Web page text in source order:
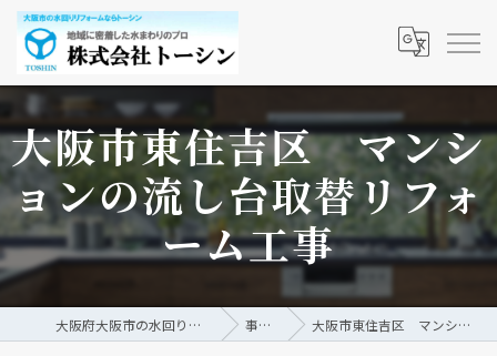
大阪市東住吉区 マンシ
ョンの流し台取替リフォ
ーム工事
大阪府大阪市の水回りリフォームなら株式会社トーシン 事例/ブログ 大阪市東住吉区 マンションの流し台取替リフォーム工事